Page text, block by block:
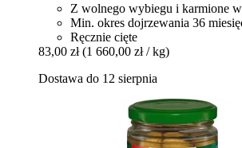
Z wolnego wybiegu i karmione
Min. okres dojrzewania 36
Ręcznie cięte
83,00 zł (1 660,00 zł / kg)
Dostawa do 12 sierpnia